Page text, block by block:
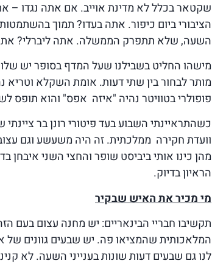
שקטאר בכלל לא מדינת אוייב. אם אתה נגדו –
הציבורי ביום כיפור. אתה בעדו? תמוך
השעה, שלא תתפרק הממשלה. אתה ליברלי?
מישהו החליט בשבילנו שעל המדף בסופר יש
מותר לבחור בין שתי דעות. אומת השקלא
פופולרי בטוויטר נהיה "איזה אפס" והוא תופס
כשהתראיינתי השבוע בעד פיטורי רונן בר
וועדת חקירה ממלכתית. זה היה משעשע וגם
מהן כינו אותי ביביסט שופר והחצי השני איבחן
הראיון בדיוק.
מי מכיר את האיש שבקיר
תקשיבו חבריי הבינאריים: יש מחנה עצום בעם
המלאכותית שהמציאו פה. יש שבעים גוונים של
לנו גם שבעים דעות שונות בענייני השעה. לא